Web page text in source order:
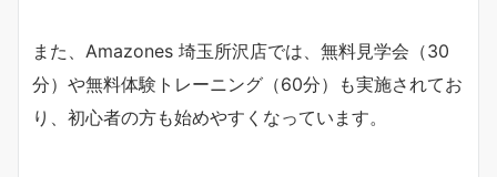
また、Amazones 埼玉所沢店では、無料見学会（30
分）や無料体験トレーニング（60分）も実施されてお
り、初心者の方も始めやすくなっています。